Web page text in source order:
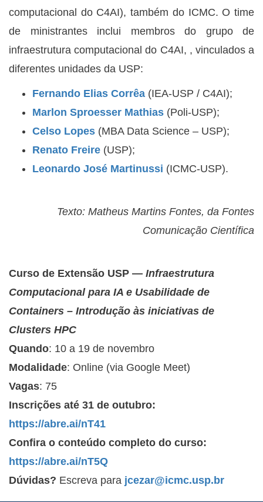
computacional do C4AI), também do ICMC. O time
de ministrantes inclui membros do grupo de
infraestrutura computacional do C4AI, , vinculados a
diferentes unidades da USP:
Fernando Elias Corrêa (IEA-USP / C4AI);
Marlon Sproesser Mathias (Poli-USP);
Celso Lopes (MBA Data Science – USP);
Renato Freire (USP);
Leonardo José Martinussi (ICMC-USP).
Texto: Matheus Martins Fontes, da Fontes
Comunicação Científica
Curso de Extensão USP — Infraestrutura
Computacional para IA e Usabilidade de
Containers – Introdução às iniciativas de
Clusters HPC
Quando: 10 a 19 de novembro
Modalidade: Online (via Google Meet)
Vagas: 75
Inscrições até 31 de outubro:
https://abre.ai/nT41
Confira o conteúdo completo do curso:
https://abre.ai/nT5Q
Dúvidas? Escreva para jcezar@icmc.usp.br